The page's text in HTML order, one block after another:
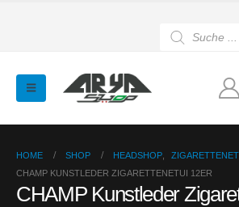
search
HOME SHOP HEADSHOP
CHAMP KUNSTLEDER ZIGARETTENETUI 12ER
CHAMP Kunstleder